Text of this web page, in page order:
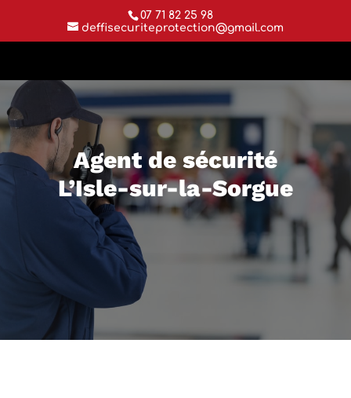
07 71 82 25 98
deffisecuriteprotection@gmail.com
Agent de sécurité
L’Isle-sur-la-Sorgue